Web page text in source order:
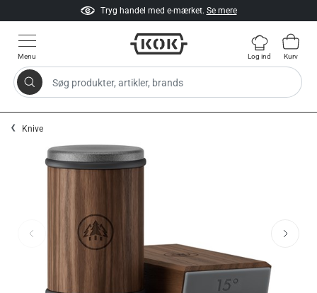
Tryg handel med e-mærket. Se mere
Menu
Søg produkter, artikler, brands
Log ind Kurv
Knive